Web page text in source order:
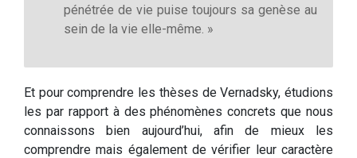
pénétrée de vie puise toujours sa genèse au
sein de la vie elle-même. »
Et pour comprendre les thèses de Vernadsky, étudions
les par rapport à des phénomènes concrets que nous
connaissons bien aujourd’hui, afin de mieux les
comprendre mais également de vérifier leur caractère